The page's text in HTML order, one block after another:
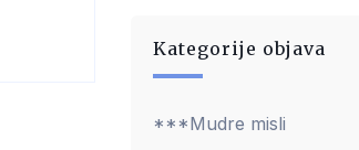
Kategorije objava
***Mudre misli